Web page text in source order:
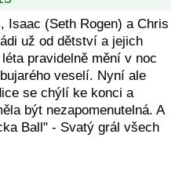
Isaac (Seth Rogen) a Chris
už od dětství a jejich
pravidelně mění v noc
veselí. Nyní ale
se chýlí ke konci a
být nezapomenutelná. A
Ball" - Svatý grál všech